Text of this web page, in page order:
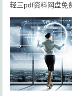
轻三pdf资料网盘免